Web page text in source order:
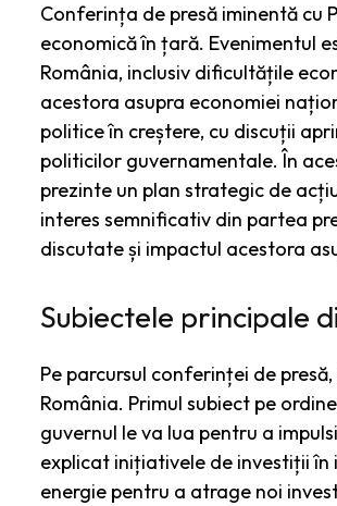
Conferința de presă iminentă cu
economică în țară. Evenimentul
România, inclusiv dificultățile
acestora asupra economiei
politice în creștere, cu discuții
politicilor guvernamentale. În
prezinte un plan strategic de
interes semnificativ din partea
discutate și impactul acestora
Subiectele principale
Pe parcursul conferinței de
România. Primul subiect pe
guvernul le va lua pentru a
explicat inițiativele de investiții
energie pentru a atrage noi